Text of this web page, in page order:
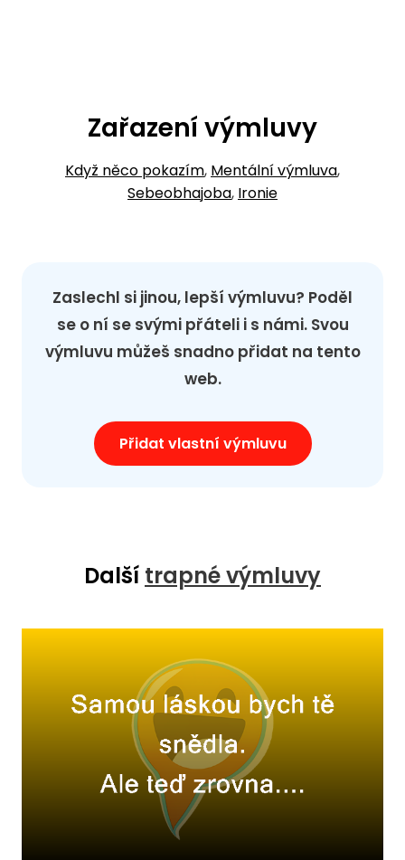
Zařazení výmluvy
Když něco pokazím, Mentální výmluva,
Sebeobhajoba, Ironie
Zaslechl si jinou, lepší výmluvu? Poděl
se o ní se svými přáteli i s námi. Svou
výmluvu můžeš snadno přidat na tento
web.
Přidat vlastní výmluvu
Další trapné výmluvy